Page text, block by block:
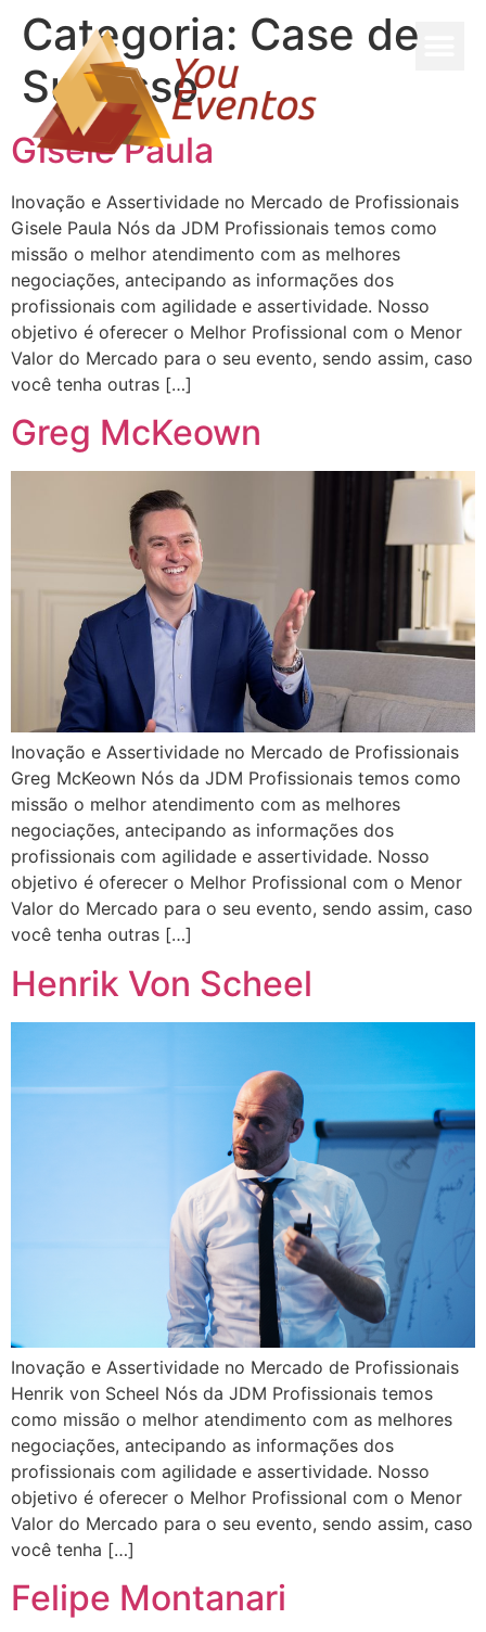
Categoria: Case de
Sucesso
Gisele Paula
Inovação e Assertividade no Mercado de Profissionais
Gisele Paula Nós da JDM Profissionais temos como
missão o melhor atendimento com as melhores
negociações, antecipando as informações dos
profissionais com agilidade e assertividade. Nosso
objetivo é oferecer o Melhor Profissional com o Menor
Valor do Mercado para o seu evento, sendo assim, caso
você tenha outras […]
Greg McKeown
Inovação e Assertividade no Mercado de Profissionais
Greg McKeown Nós da JDM Profissionais temos como
missão o melhor atendimento com as melhores
negociações, antecipando as informações dos
profissionais com agilidade e assertividade. Nosso
objetivo é oferecer o Melhor Profissional com o Menor
Valor do Mercado para o seu evento, sendo assim, caso
você tenha outras […]
Henrik Von Scheel
Inovação e Assertividade no Mercado de Profissionais
Henrik von Scheel Nós da JDM Profissionais temos
como missão o melhor atendimento com as melhores
negociações, antecipando as informações dos
profissionais com agilidade e assertividade. Nosso
objetivo é oferecer o Melhor Profissional com o Menor
Valor do Mercado para o seu evento, sendo assim, caso
você tenha […]
Felipe Montanari